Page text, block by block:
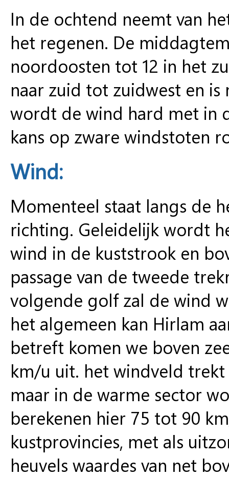
In de ochtend neemt van
het regenen. De
noordoosten tot 12 in het
naar zuid tot zuidwest en
wordt de wind hard met in
kans op zware windstoten
Wind:
Momenteel staat langs de
richting. Geleidelijk wordt
wind in de kuststrook en
passage van de tweede
volgende golf zal de wind
het algemeen kan Hirlam
betreft komen we boven
km/u uit. het windveld
maar in de warme sector
berekenen hier 75 tot 90
kustprovincies, met als
heuvels waardes van net